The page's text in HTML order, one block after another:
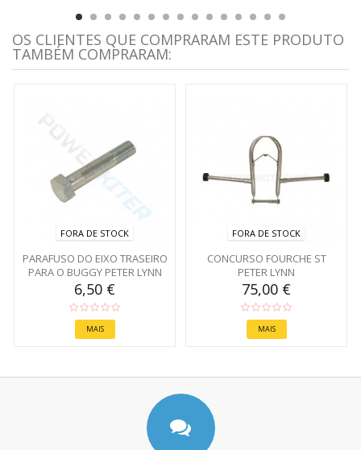
OS CLIENTES QUE COMPRARAM ESTE PRODUTO
TAMBÉM COMPRARAM:
FORA DE STOCK
PARAFUSO DO EIXO TRASEIRO
PARA O BUGGY PETER LYNN
6,50 €
MAIS
FORA DE STOCK
CONCURSO FOURCHE ST
PETER LYNN
75,00 €
MAIS